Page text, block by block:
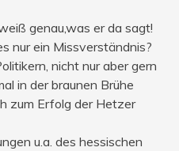
genau,was er da sagt!
nur ein Missverständnis?
nicht nur aber gern
in der braunen Brühe
zum Erfolg der Hetzer
u.a. des hessischen